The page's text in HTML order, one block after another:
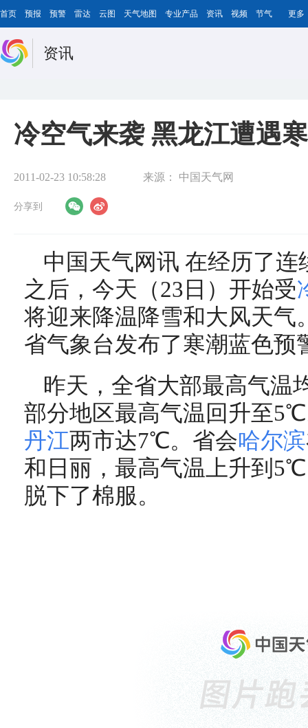
首页 预报 预警 雷达 云图 天气地图 专业产品 资讯 视频 节气 更多
资讯
冷空气来袭 黑龙江遭遇
2011-02-23 10:58:28 来源： 中国天气网
分享到
中国天气网讯 在经历了
之后，今天（23日）开始受
将迎来降温降雪和大风天气
省气象台发布了寒潮蓝色预
昨天，全省大部最高气温
部分地区最高气温回升至
丹江两市达7℃。省会哈尔滨
和日丽，最高气温上升到
脱下了棉服。